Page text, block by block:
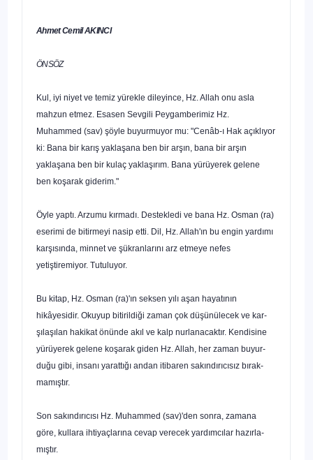
Ahmet Cemil AKINCI
ÖNSÖZ
Kul, iyi niyet ve temiz yürekle dileyince, Hz. Allah onu asla
mahzun etmez. Esasen Sevgili Peygamberimiz Hz.
Muhammed (sav) şöyle buyurmuyor mu: "Cenâb-ı Hak açıklıyor
ki: Bana bir karış yaklaşana ben bir arşın, bana bir arşın
yaklaşana ben bir kulaç yaklaşırım. Bana yürüyerek gelene
ben koşarak gide­rim."
Öyle yaptı. Arzumu kırmadı. Destekledi ve bana Hz. Osman (ra)
eserimi de bitirmeyi nasip etti. Dil, Hz. Allah'ın bu engin yardımı
karşısında, minnet ve şükranlarını arz etmeye nefes
yetiştiremiyor. Tutuluyor.
Bu kitap, Hz. Osman (ra)'ın seksen yılı aşan hayatının
hikâyesidir. Okuyup bitirildiği zaman çok düşünülecek ve kar­
şılaşılan hakikat önünde akıl ve kalp nurlanacaktır. Kendisine
yürüyerek gelene koşarak giden Hz. Allah, her zaman buyur­
duğu gibi, insanı yarattığı andan itibaren sakındırıcısız bırak­
mamıştır.
Son sakındırıcısı Hz. Muhammed (sav)'den sonra, zamana
göre, kullara ihtiyaçlarına cevap verecek yardımcılar hazırla­
mıştır.